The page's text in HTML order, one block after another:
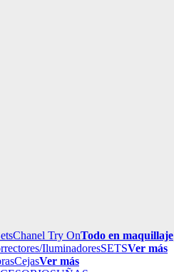
Chanel Try OnTodo en maquillaje
IluminadoresSETSVer más
CejasVer más